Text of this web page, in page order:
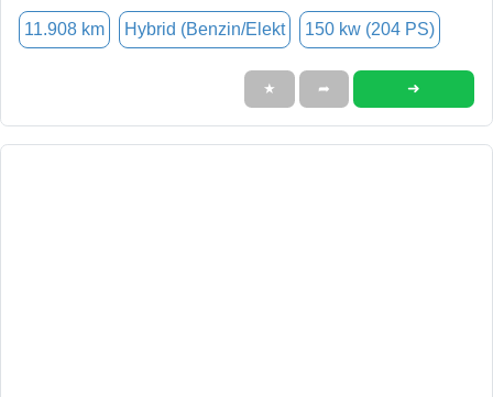
11.908 km Hybrid (Benzin/Elekt 150 kw (204 PS)
★ ➦ ➜